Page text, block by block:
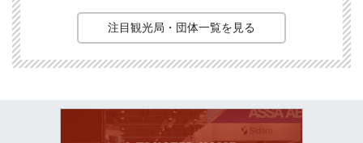
注目観光局・団体一覧を見る